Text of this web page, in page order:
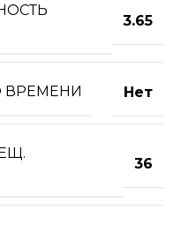
3.65
ВРЕМЕНИ Нет
36